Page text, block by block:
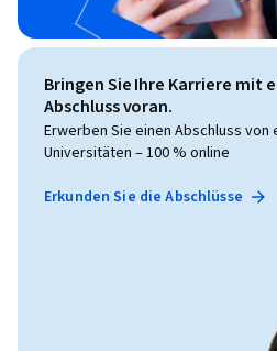
Bringen Sie Ihre Karriere mit
Abschluss voran.
Erwerben Sie einen Abschluss
Universitäten – 100 % online
Erkunden Sie die Abschlüsse